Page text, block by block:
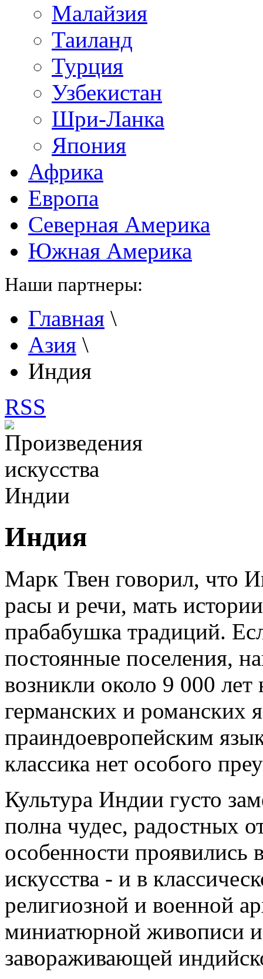
Малайзия
Таиланд
Турция
Узбекистан
Шри-Ланка
Япония
Африка
Европа
Северная Америка
Южная Америка
Наши партнеры:
Главная \
Азия \
Индия
RSS
Индия
Марк Твен говорил, что
расы и речи, мать
прабабушка традиций.
постоянные поселения,
возникли около 9 000 лет
германских и романских
праиндоевропейским
классика нет особого
Культура Индии густо
полна чудес, радостных
особенности проявились
искусства - и в
религиозной и военной
миниатюрной живописи
завораживающей